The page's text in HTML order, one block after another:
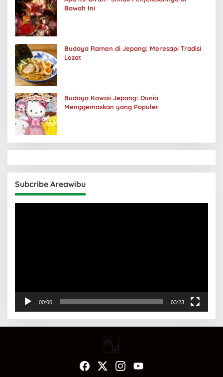
Bawah Ini
Budaya Ramen di Jepang: Meresapi Tradisi
Lezat
Budaya Kawaii Jepang: Dunia
Menggemaskan yang Populer
Subcribe Areawibu
00:00 03:23